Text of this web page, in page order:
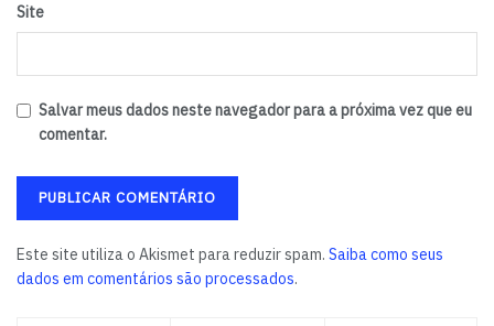
Site
Salvar meus dados neste navegador para a próxima vez que eu
comentar.
Este site utiliza o Akismet para reduzir spam. Saiba como seus
dados em comentários são processados.